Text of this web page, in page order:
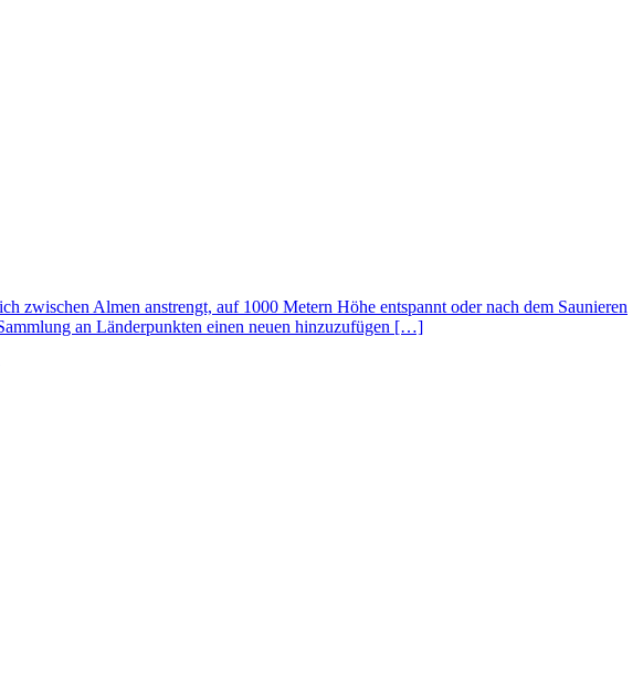
Almen anstrengt, auf 1000 Metern Höhe entspannt oder nach dem Saunieren
an Länderpunkten einen neuen hinzuzufügen […]